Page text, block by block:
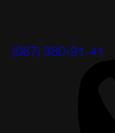
(067) 360-91-41